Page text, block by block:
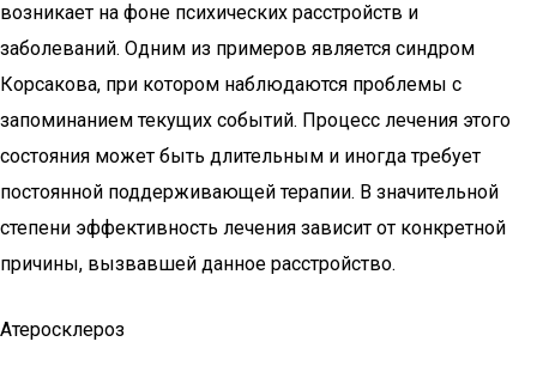
возникает на фоне психических расстройств и
заболеваний. Одним из примеров является синдром
Корсакова, при котором наблюдаются проблемы с
запоминанием текущих событий. Процесс лечения этого
состояния может быть длительным и иногда требует
постоянной поддерживающей терапии. В значительной
степени эффективность лечения зависит от конкретной
причины, вызвавшей данное расстройство.
Атеросклероз